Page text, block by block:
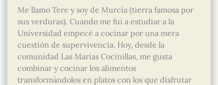
Me llamo Tere y soy de Murcia (tierra famosa por
sus verduras). Cuando me fui a estudiar a la
Universidad empecé a cocinar por una mera
cuestión de supervivencia. Hoy, desde la
comunidad Las Marías Cocinillas, me gusta
combinar y cocinar los alimentos
transformándolos en platos con los que disfrutar